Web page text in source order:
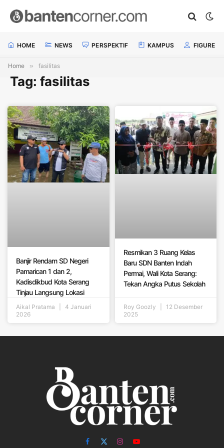
HOME NEWS PERSPEKTIF KAMPUS FIGURE
Home » fasilitas
Tag: fasilitas
Banjir Rendam SD Negeri
Pamarican 1 dan 2,
Kadisdikbud Kota Serang
Tinjau Langsung Lokasi
Aikal Pratama
4 Januari
2026
Resmikan 3 Ruang Kelas
Baru SDN Banten Indah
Permai, Wali Kota Serang:
Tekan Angka Putus Sekolah
Roy Goozly
12 Desember
2025
Facebook
X InstagramYouTube